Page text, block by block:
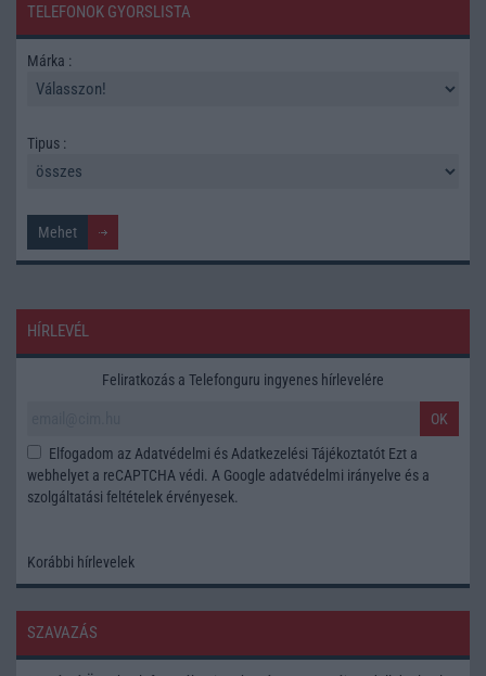
TELEFONOK GYORSLISTA
Márka :
Tipus :
HÍRLEVÉL
Feliratkozás a Telefonguru ingyenes hírlevelére
OK
Elfogadom az Adatvédelmi és Adatkezelési Tájékoztatót Ezt a
webhelyet a reCAPTCHA védi. A Google adatvédelmi irányelve és a
szolgáltatási feltételek érvényesek.
Korábbi hírlevelek
SZAVAZÁS